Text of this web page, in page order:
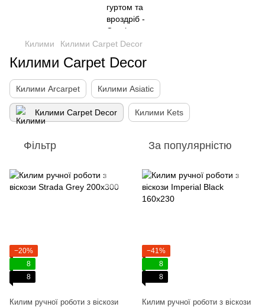
Килими Килими Carpet Decor
Килими Carpet Decor
Килими Arcarpet Килими Asiatic
Килими Carpet Decor Килими Kets
Фільтр За популярністю
−20%
8
8
Килим ручної роботи з віскози
−41%
8
8
Килим ручної роботи з віскози